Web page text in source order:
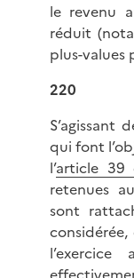
le revenu
réduit
plus-values
220
S’agissant
qui font
l’article 39
retenues
sont